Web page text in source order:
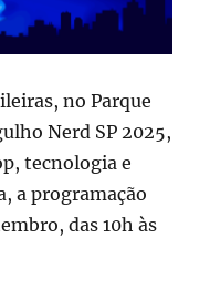
no Parque
Nerd SP 2025,
tecnologia e
a programação
das 10h às